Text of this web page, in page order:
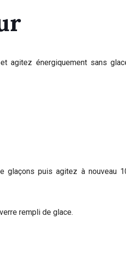
agitez énergiquement sans
glaçons puis agitez à nouveau
rempli de glace.